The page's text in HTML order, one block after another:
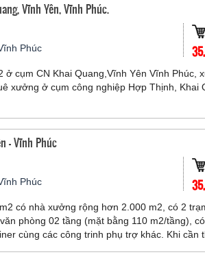
Vĩnh Yên, Vĩnh Phúc.
Phúc
ở cụm CN Khai Quang,Vĩnh Yên Vĩnh Phúc,
xưởng ở cụm công nghiệp Hợp Thịnh, Khai
- Vĩnh Phúc
Phúc
có nhà xưởng rộng hơn 2.000 m2, có 2
phòng 02 tầng (mặt bằng 110 m2/tầng),
cùng các công trinh phụ trợ khác. Khi cần